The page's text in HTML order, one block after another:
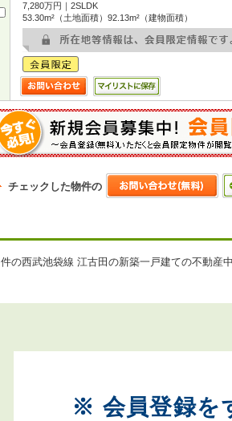
7,280万円｜2SLDK
53.30m²（土地面積）92.13m²（建物面積）
チェックした物件の
件の西武池袋線 江古田の新築一戸建ての不動産中
※ 会員登録を